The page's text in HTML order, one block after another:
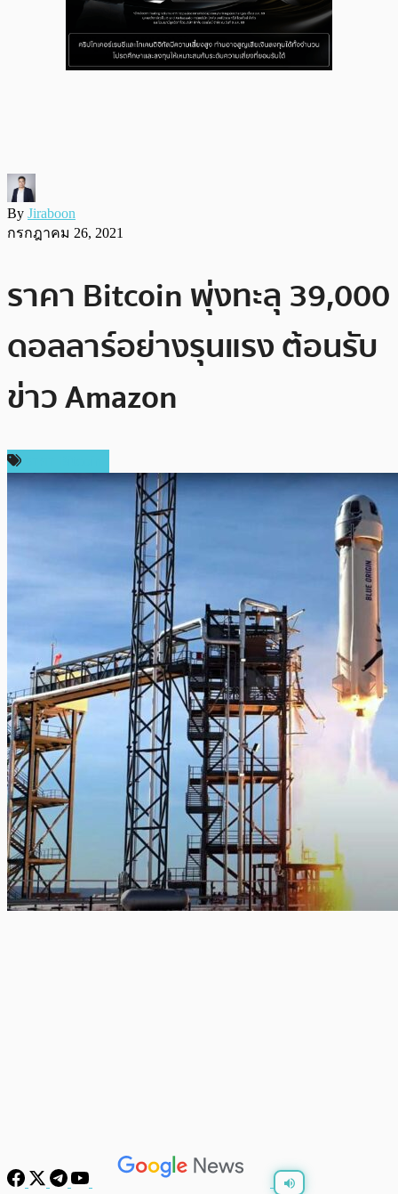
By Jiraboon
กรกฎาคม 26, 2021
ราคา Bitcoin พุ่งทะลุ 39,000
ดอลลาร์อย่างรุนแรง ต้อนรับ
ข่าว Amazon